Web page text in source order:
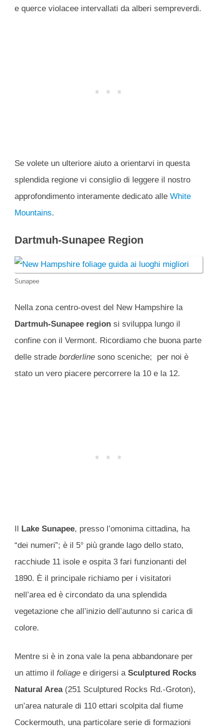
e querce violacee intervallati da alberi sempreverdi.
Se volete un ulteriore aiuto a orientarvi in questa
splendida regione vi consiglio di leggere il nostro
approfondimento interamente dedicato alle White
Mountains.
Dartmuh-Sunapee Region
Sunapee
Nella zona centro-ovest del New Hampshire la
Dartmuh-Sunapee region si sviluppa lungo il
confine con il Vermont. Ricordiamo che buona parte
delle strade borderline sono sceniche; per noi è
stato un vero piacere percorrere la 10 e la 12.
Il Lake Sunapee, presso l’omonima cittadina, ha
“dei numeri”; è il 5° più grande lago dello stato,
racchiude 11 isole e ospita 3 fari funzionanti del
1890. È il principale richiamo per i visitatori
nell’area ed è circondato da una splendida
vegetazione che all’inizio dell’autunno si carica di
colore.
Mentre si è in zona vale la pena abbandonare per
un attimo il foliage e dirigersi aSculptured Rocks
Natural Area (251 Sculptured Rocks Rd.-Groton),
un’area naturale di 110 ettari scolpita dal fiume
Cockermouth, una particolare serie di formazioni